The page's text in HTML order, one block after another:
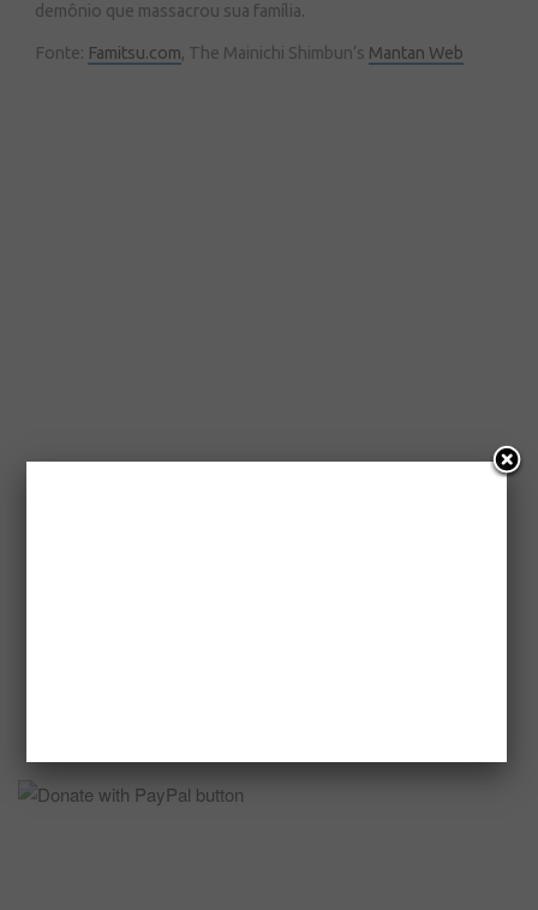
demônio que massacrou sua família.
Fonte: Famitsu.com, The Mainichi Shimbun’s Mantan Web